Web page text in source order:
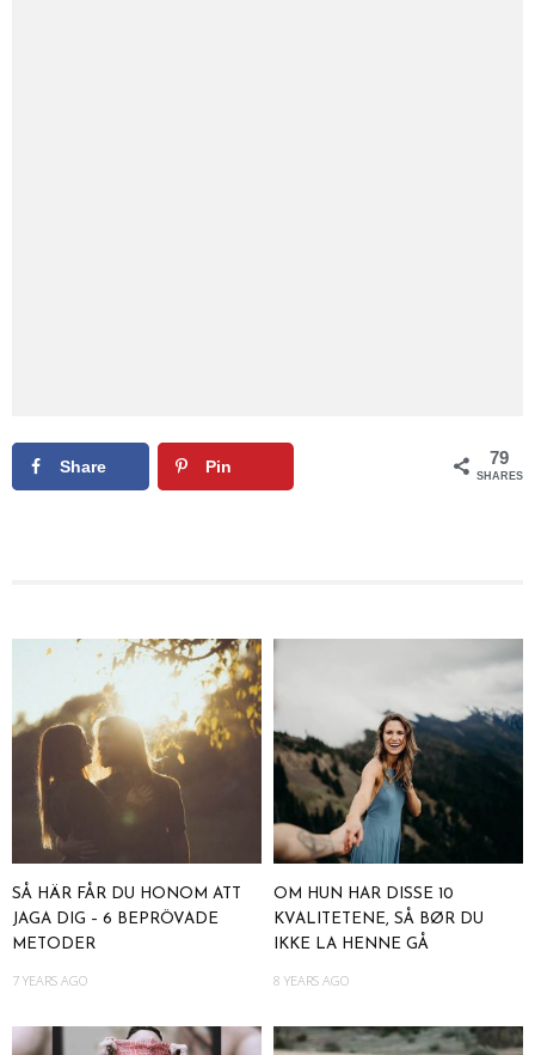
Share Pin 79
SHARES
SÅ HÄR FÅR DU HONOM ATT
JAGA DIG – 6 BEPRÖVADE
METODER
7 YEARS AGO
OM HUN HAR DISSE 10
KVALITETENE, SÅ BØR DU
IKKE LA HENNE GÅ
8 YEARS AGO